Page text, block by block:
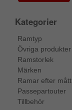
Kategorier
Ramtyp
Övriga produkter
Ramstorlek
Märken
Ramar efter mått
Passepartouter
Tillbehör